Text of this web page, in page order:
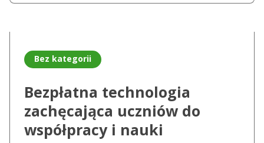
Bez kategorii
Bezpłatna technologia
zachęcająca uczniów do
współpracy i nauki